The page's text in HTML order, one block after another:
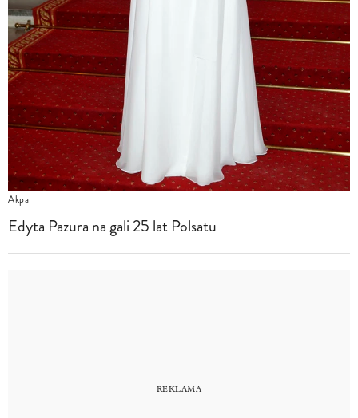
Akpa
Edyta Pazura na gali 25 lat Polsatu